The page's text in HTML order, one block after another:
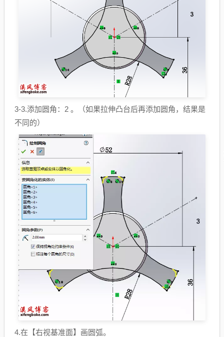
3-3.添加圆角：2 。（如果拉伸凸台后再添加圆角，结果是
不同的）
4.在【右视基准面】画圆弧。